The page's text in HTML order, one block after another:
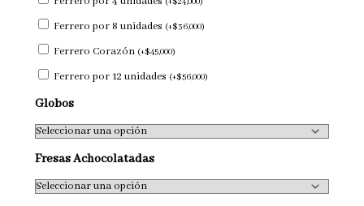
Ferrero por 8 unidades (+$36,000)
Ferrero Corazón (+$45,000)
Ferrero por 12 unidades (+$56,000)
Globos
Fresas Achocolatadas